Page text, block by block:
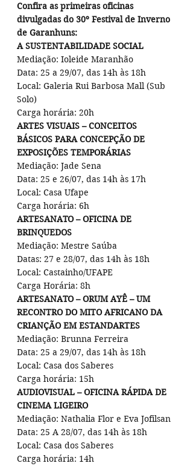
Confira as primeiras oficinas
divulgadas do 30º Festival de Inverno
de Garanhuns:
A SUSTENTABILIDADE SOCIAL
Mediação: Ioleide Maranhão
Data: 25 a 29/07, das 14h às 18h
Local: Galeria Rui Barbosa Mall (Sub
Solo)
Carga horária: 20h
ARTES VISUAIS – CONCEITOS
BÁSICOS PARA CONCEPÇÃO DE
EXPOSIÇÕES TEMPORÁRIAS
Mediação: Jade Sena
Data: 25 e 26/07, das 14h às 17h
Local: Casa Ufape
Carga horária: 6h
ARTESANATO – OFICINA DE
BRINQUEDOS
Mediação: Mestre Saúba
Datas: 27 e 28/07, das 14h às 18h
Local: Castainho/UFAPE
Carga Horária: 8h
ARTESANATO – ORUM AYÊ – UM
RECONTRO DO MITO AFRICANO DA
CRIANÇÃO EM ESTANDARTES
Mediação: Brunna Ferreira
Data: 25 a 29/07, das 14h às 18h
Local: Casa dos Saberes
Carga horária: 15h
AUDIOVISUAL – OFICINA RÁPIDA DE
CINEMA LIGEIRO
Mediação: Nathalia Flor e Eva Jofilsan
Data: 25 A 28/07, das 14h às 18h
Local: Casa dos Saberes
Carga horária: 14h